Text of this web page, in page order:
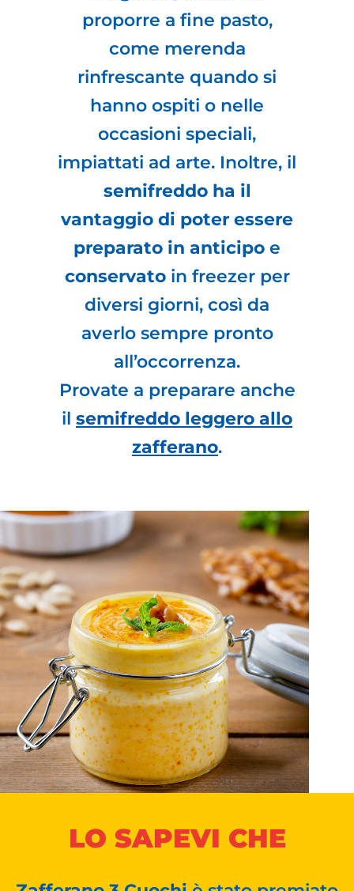
proporre a fine pasto,
come merenda
rinfrescante quando si
hanno ospiti o nelle
occasioni speciali,
impiattati ad arte. Inoltre, il
semifreddo ha il
vantaggio di poter essere
preparato in anticipo e
conservatoin freezer per
diversi giorni, così da
averlo sempre pronto
all’occorrenza.
Provate a preparare anche
il semifreddo leggero allo
zafferano.
LO SAPEVI CHE